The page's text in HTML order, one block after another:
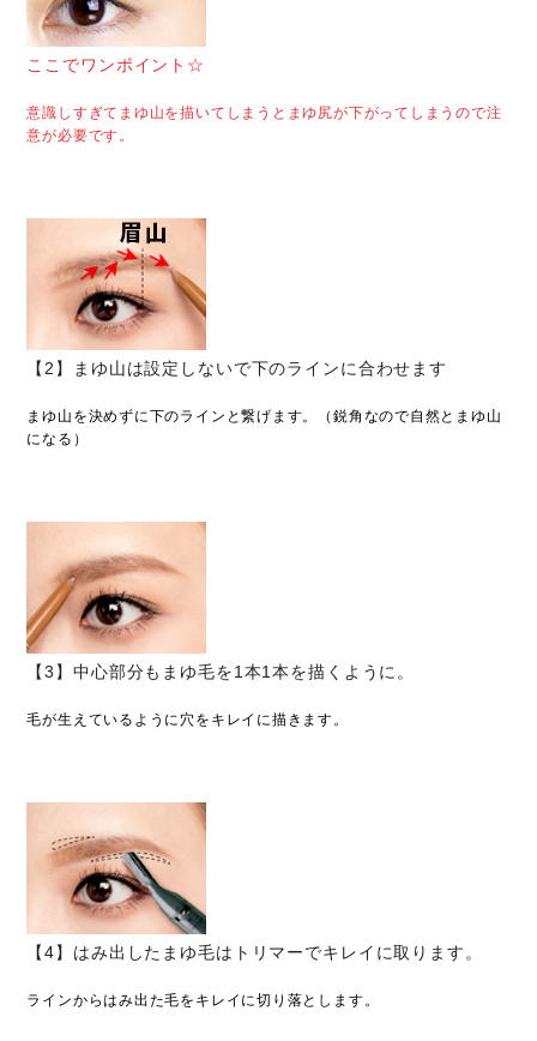
ここでワンポイント☆
意識しすぎてまゆ山を描いてしまうとまゆ尻が下がってしまうので注
意が必要です。
【2】まゆ山は設定しないで下のラインに合わせます
まゆ山を決めずに下のラインと繋げます。（鋭角なので自然とまゆ山
になる）
【3】中心部分もまゆ毛を1本1本を描くように。
毛が生えているように穴をキレイに描きます。
【4】はみ出したまゆ毛はトリマーでキレイに取ります。
ラインからはみ出た毛をキレイに切り落とします。